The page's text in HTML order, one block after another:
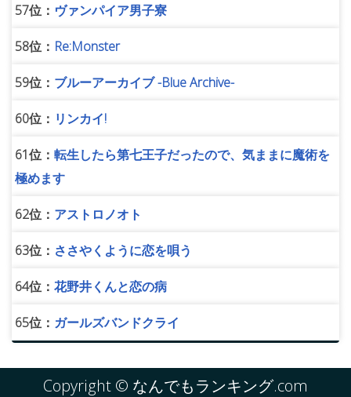
57位： ヴァンパイア男子寮
58位： Re:Monster
59位： ブルーアーカイブ -Blue Archive-
60位： リンカイ!
61位： 転生したら第七王子だったので、気ままに魔術を
極めます
62位： アストロノオト
63位： ささやくように恋を唄う
64位： 花野井くんと恋の病
65位： ガールズバンドクライ
Copyright © なんでもランキング.com